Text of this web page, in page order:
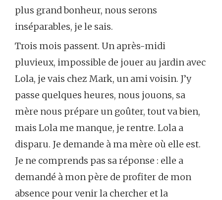
plus grand bonheur, nous serons
inséparables, je le sais.
Trois mois passent. Un après-midi
pluvieux, impossible de jouer au jardin avec
Lola, je vais chez Mark, un ami voisin. J’y
passe quelques heures, nous jouons, sa
mère nous prépare un goûter, tout va bien,
mais Lola me manque, je rentre. Lola a
disparu. Je demande à ma mère où elle est.
Je ne comprends pas sa réponse : elle a
demandé à mon père de profiter de mon
absence pour venir la chercher et la